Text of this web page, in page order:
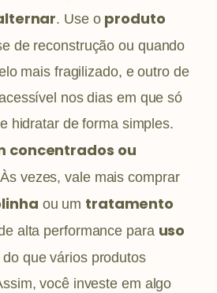
. Use o produto
de reconstrução ou quando
mais fragilizado, e outro de
nos dias em que só
hidratar de forma simples.
concentrados ou
vezes, vale mais comprar
ou um tratamento
alta performance para uso
do que vários produtos
você investe em algo